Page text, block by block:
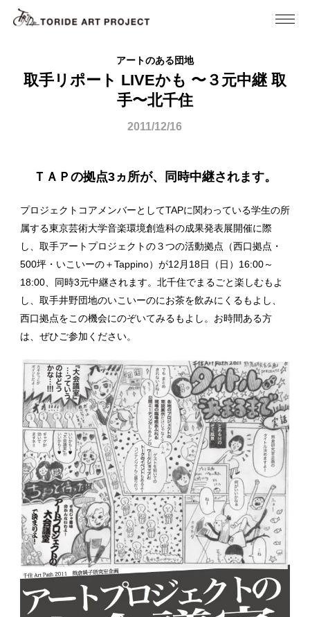
アートのある団地
取手リポート LIVEかも 〜３元中継 取
手〜北千住
2011/12/16
ＴＡＰの拠点3ヵ所が、同時中継されます。
プロジェクトコアメンバーとしてTAPに関わっている学生の所
属する東京芸術大学音楽環境創造科の成果発表展開催に際
し、取手アートプロジェクトの３つの活動拠点（西口拠点・
500坪・いこいーの＋Tappino）が12月18日（日）16:00～
18:00、同時3元中継されます。北千住でまるごと楽しむもよ
し、取手井野団地のいこいーのにお茶を飲みにくるもよし、
西口拠点をこの機会にのぞいてみるもよし。お時間ある方
は、ぜひご参加ください。